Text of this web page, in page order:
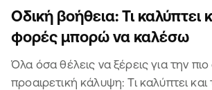
Οδική βοήθεια: Τι καλύπτει
φορές μπορώ να καλέσω
Όλα όσα θέλεις να ξέρεις για την
προαιρετική κάλυψη: Τι καλύπτει και